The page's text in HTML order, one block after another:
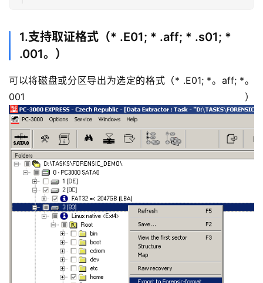
1.支持取证格式（* .E01; * .aff; * .s01; *
.001。）
可以将磁盘或分区导出为选定的格式（* .E01; *。aff; *。
001）